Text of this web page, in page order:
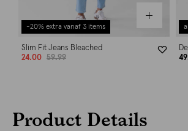
-20% extra vanaf 3 items
Slim Fit Jeans Bleached
24.00
59.99
Product Details